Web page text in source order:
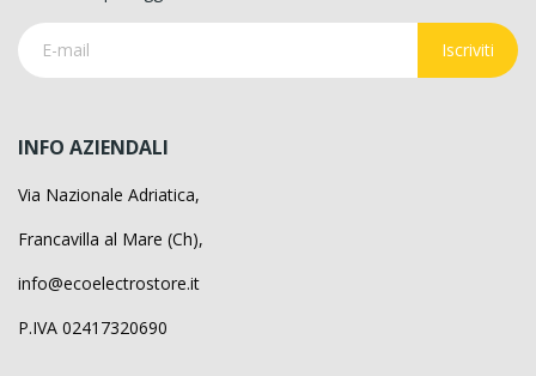
Iscriviti
INFO AZIENDALI
Via Nazionale Adriatica,
Francavilla al Mare (Ch),
info@ecoelectrostore.it
P.IVA 02417320690